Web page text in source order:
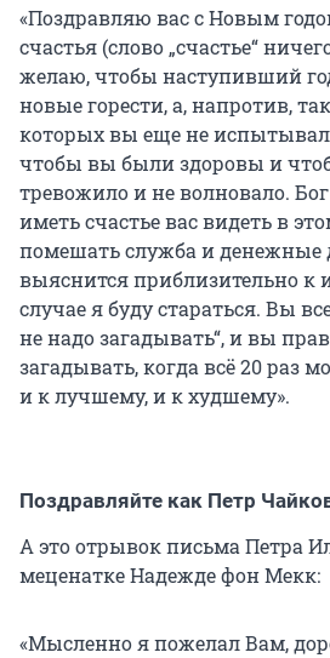
«Поздравляю вас с Новым
счастья (слово „счастье“
желаю, чтобы наступивший
новые горести, а, напротив,
которых вы еще не
чтобы вы были здоровы и
тревожило и не волновало.
иметь счастье вас видеть в
помешать служба и денежные
выяснится приблизительно
случае я буду стараться. Вы
не надо загадывать“, и вы
загадывать, когда всё 20 раз
и к лучшему, и к худшему».
Поздравляйте как Петр
А это отрывок письма Петра
меценатке Надежде фон Мекк:
«Мысленно я пожелал Вам,